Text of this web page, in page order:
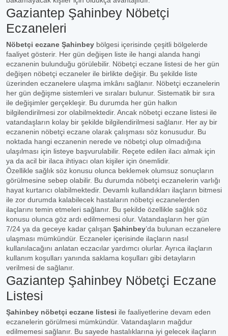
Gaziantep Şahinbey Nöbetçi
Eczaneleri
Nöbetçi eczane Şahinbey bölgesi içerisinde çeşitli bölgelerde
faaliyet gösterir. Her gün değişen liste ile hangi alanda hangi
eczanenin bulunduğu görülebilir. Nöbetçi eczane listesi de her gün
değişen nöbetçi eczaneler ile birlikte değişir. Bu şekilde liste
üzerinden eczanelere ulaşma imkânı sağlanır. Nöbetçi eczanelerin
her gün değişme sistemleri ve sıraları bulunur. Sistematik bir sıra
ile değişimler gerçekleşir. Bu durumda her gün halkın
bilgilendirilmesi zor olabilmektedir. Ancak nöbetçi eczane listesi ile
vatandaşların kolay bir şekilde bilgilendirilmesi sağlanır. Her ay bir
eczanenin nöbetçi eczane olarak çalışması söz konusudur. Bu
noktada hangi eczanenin nerede ve nöbetçi olup olmadığına
ulaşılması için listeye başvurulabilir. Reçete edilen ilacı almak için
ya da acil bir ilaca ihtiyacı olan kişiler için önemlidir.
Özellikle sağlık söz konusu olunca beklemek olumsuz sonuçların
görülmesine sebep olabilir. Bu durumda nöbetçi eczanelerin varlığı
hayat kurtarıcı olabilmektedir. Devamlı kullandıkları ilaçların bitmesi
ile zor durumda kalabilecek hastaların nöbetçi eczanelerden
ilaçlarını temin etmeleri sağlanır. Bu şekilde özellikle sağlık söz
konusu olunca göz ardı edilmemesi olur. Vatandaşların her gün
7/24 ya da geceye kadar çalışan Şahinbey’da bulunan eczanelere
ulaşması mümkündür. Eczaneler içerisinde ilaçların nasıl
kullanılacağını anlatan eczacılar yardımcı olurlar. Ayrıca ilaçların
kullanım koşulları yanında saklama koşulları gibi detayların
verilmesi de sağlanır.
Gaziantep Şahinbey Nöbetçi Eczane
Listesi
Şahinbey nöbetçi eczane listesi ile faaliyetlerine devam eden
eczanelerin görülmesi mümkündür. Vatandaşların mağdur
edilmemesi sağlanır. Bu sayede hastalıklarına iyi gelecek ilaçların